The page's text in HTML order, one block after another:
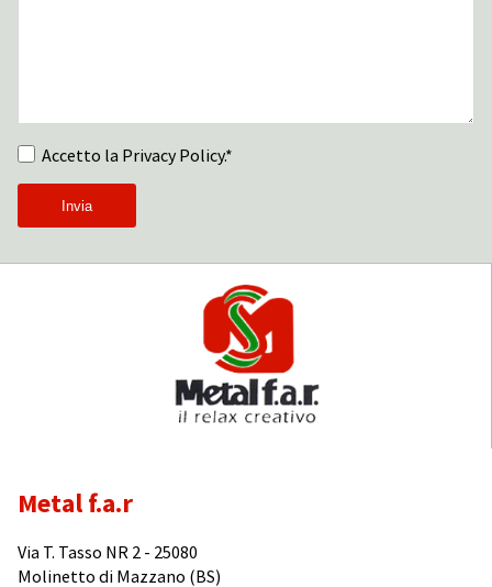
Accetto la Privacy Policy.*
Metal f.a.r
Via T. Tasso NR 2 - 25080
Molinetto di Mazzano (BS)